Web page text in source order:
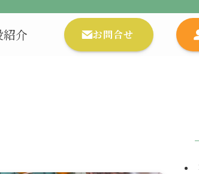
紹介 お問合せ